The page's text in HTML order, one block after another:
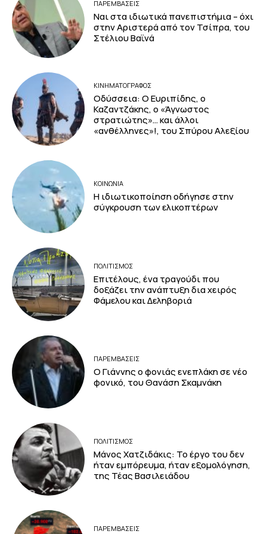
ΠΑΡΕΜΒΑΣΕΙΣ
Ναι στα ιδιωτικά πανεπιστήμια – όχι
στην Αριστερά από τον Τσίπρα, του
Στέλιου Βαϊνά
ΚΙΝΗΜΑΤΟΓΡΆΦΟΣ
Οδύσσεια: Ο Ευριπίδης, ο
Καζαντζάκης, ο «Άγνωστος
στρατιώτης»… και άλλοι
«ανθέλληνες»!, του Σπύρου Αλεξίου
ΚΟΙΝΩΝΙΑ
Η ιδιωτικοποίηση οδήγησε στην
σύγκρουση των ελικοπτέρων
ΠΟΛΙΤΙΣΜΟΣ
Επιτέλους, ένα τραγούδι που
δοξάζει την ανάπτυξη δια χειρός
Φάμελου και Δεληβοριά
ΠΑΡΕΜΒΑΣΕΙΣ
Ο Γιάννης ο φονιάς ενεπλάκη σε νέο
φονικό, του Θανάση Σκαμνάκη
ΠΟΛΙΤΙΣΜΟΣ
Μάνος Χατζιδάκις: Το έργο του δεν
ήταν εμπόρευμα, ήταν εξομολόγηση,
της Τέας Βασιλειάδου
ΠΑΡΕΜΒΑΣΕΙΣ